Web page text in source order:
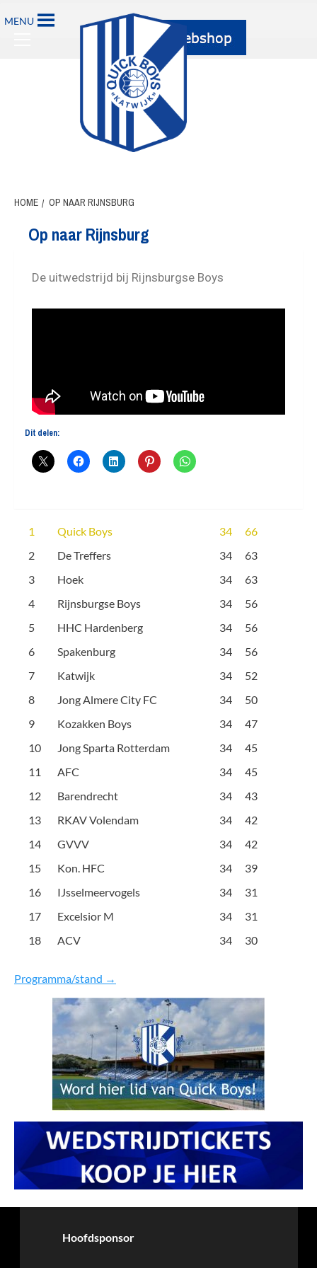
MENU
HOME OP NAAR RIJNSBURG
Op naar Rijnsburg
De uitwedstrijd bij Rijnsburgse Boys
Dit delen:
1 Quick Boys 34
66
2
De Treffers 34
63
3
Hoek 34
63
4
Rijnsburgse Boys 34
56
5
HHC Hardenberg 34
56
6
Spakenburg 34
56
7
Katwijk 34
52
8
Jong Almere City FC 34
50
9
Kozakken Boys 34
47
10
Jong Sparta Rotterdam 34
45
11
AFC 34
45
12
Barendrecht 34
43
13
RKAV Volendam 34
42
14
GVVV 34
42
15
Kon. HFC 34
39
16
IJsselmeervogels 34
31
17
Excelsior M 34
31
18
ACV 34 30
Programma/stand →
Hoofdsponsor